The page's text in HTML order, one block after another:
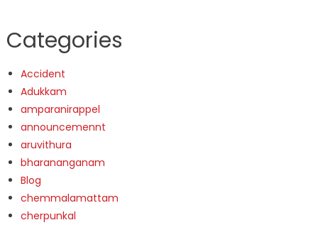
Categories
Accident
Adukkam
amparanirappel
announcemennt
aruvithura
bharananganam
Blog
chemmalamattam
cherpunkal